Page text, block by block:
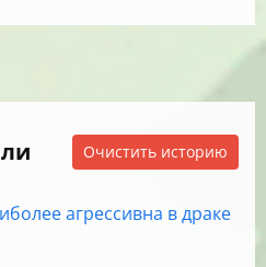
Очистить историю
агрессивна в драке